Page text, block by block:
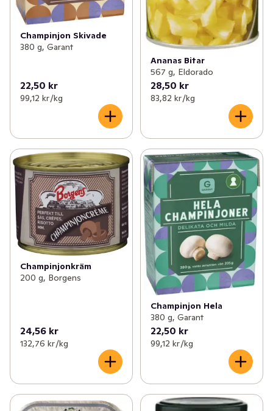
Champinjon Skivade
380 g, Garant
22,50 kr
99,12 kr /kg
Ananas Bitar
567 g, Eldorado
28,50 kr
83,82 kr /kg
Champinjonkräm
200 g, Borgens
24,56 kr
132,76 kr /kg
Champinjon Hela
380 g, Garant
22,50 kr
99,12 kr /kg